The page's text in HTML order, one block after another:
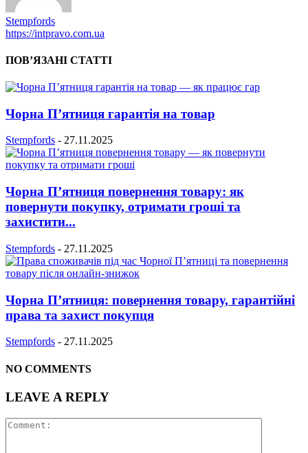
Stempfords
https://intpravo.com.ua
ПОВ’ЯЗАНІ СТАТТІ
Чорна П’ятниця гарантія на товар
Stempfords - 27.11.2025
Чорна П’ятниця повернення товару: як
повернути покупку, отримати гроші та
захистити...
Stempfords - 27.11.2025
Чорна П’ятниця: повернення товару, гарантійні
права та захист покупця
Stempfords - 27.11.2025
NO COMMENTS
LEAVE A REPLY